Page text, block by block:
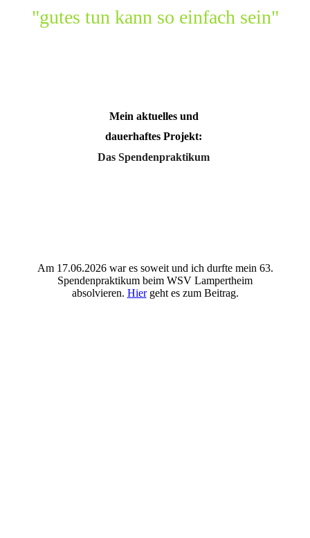
"gutes tun kann so einfach sein"
Mein aktuelles und
dauerhaftes Projekt:
Das Spendenpraktikum
Am 17.06.2026 war es soweit und ich durfte mein 63.
Spendenpraktikum beim WSV Lampertheim
absolvieren. Hiergeht es zum Beitrag.